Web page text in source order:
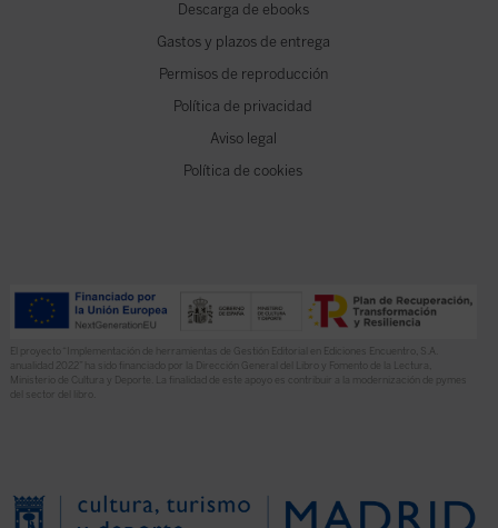
Descarga de ebooks
Gastos y plazos de entrega
Permisos de reproducción
Política de privacidad
Aviso legal
Política de cookies
El proyecto “Implementación de herramientas de Gestión Editorial en Ediciones Encuentro, S.A.
anualidad 2022” ha sido financiado por la Dirección General del Libro y Fomento de la Lectura,
Ministerio de Cultura y Deporte. La finalidad de este apoyo es contribuir a la modernización de pymes
del sector del libro.